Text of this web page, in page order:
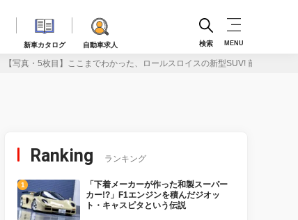
新車カタログ 自動車求人 検索 MENU
【写真・5枚目】ここまでわかった、ロールスロイスの新型SUV! 前代未聞
Ranking ランキング
「下着メーカーが作った和製スーパー
カー!?」F1エンジンを積んだジオッ
ト・キャスピタという伝説